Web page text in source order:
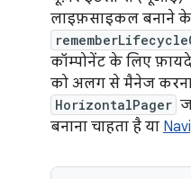
लाइफ़साइकल बनाने के
कॉम्पोनेंट के लिए
को अलग से मैनेज करना
HorizontalPager
बनाना चाहता है या